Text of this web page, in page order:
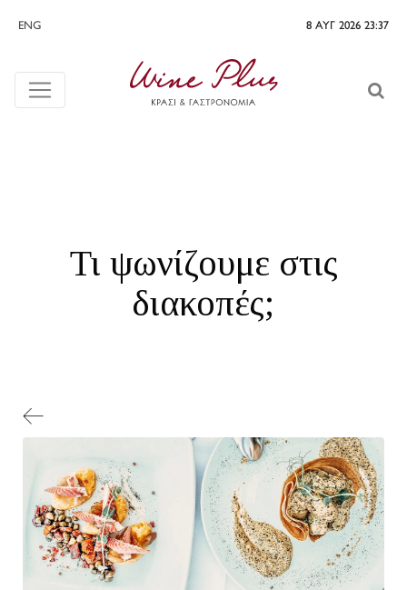
ENG 8 ΑΥΓ 2026 23:37
Τι ψωνίζουμε στις
διακοπές;